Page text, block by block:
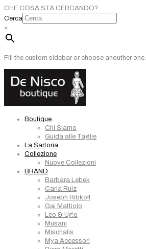
CHE COSA STA CERCANDO?
Cerca
×
Fill the custom sidebar or choose anouther one.
Boutique
Chi Siamo
Guida alle Taglie
La Sartoria
Collezione
Nuove Collezioni
BRAND
Barbara Lebek
Carla Ruiz
Joseph Ribkoff
Gai Mattiolo
Leo & Ugo
Musani
Mischalis
Mya Accessori